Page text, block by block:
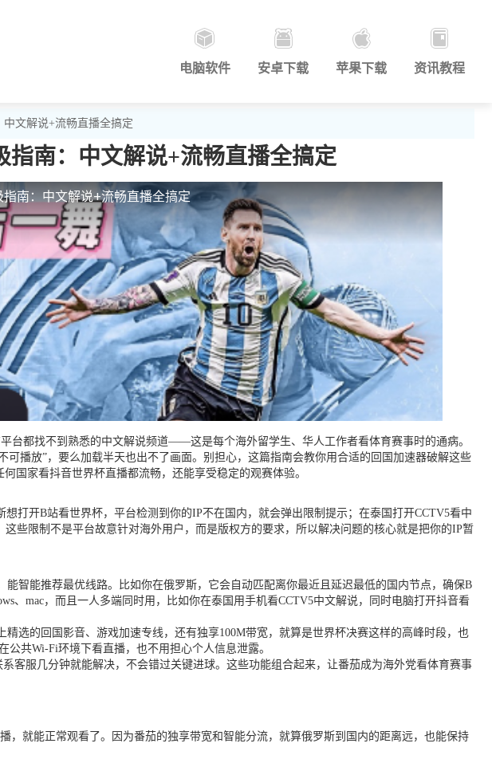
电脑软件 安卓下载 苹果下载 资讯教程
文解说+流畅直播全搞定
南：中文解说+流畅直播全搞定
南：中文解说+流畅直播全搞定
台都找不到熟悉的中文解说频道——这是每个海外留学生、华人工作者看体育赛事时的通病。
播放”，要么加载半天也出不了画面。别担心，这篇指南会教你用合适的回国加速器破解这些
国家看抖音世界杯直播都流畅，还能享受稳定的观赛体验。
打开B站看世界杯，平台检测到你的IP不在国内，就会弹出限制提示；在泰国打开CCTV5看中
些限制不是平台故意针对海外用户，而是版权方的要求，所以解决问题的核心就是把你的IP暂
智能推荐最优线路。比如你在俄罗斯，它会自动匹配离你最近且延迟最低的国内节点，确保B
、mac，而且一人多端同时用，比如你在泰国用手机看CCTV5中文解说，同时电脑打开抖音看
选的回国影音、游戏加速专线，还有独享100M带宽，就算是世界杯决赛这样的高峰时段，也
共Wi-Fi环境下看直播，也不用担心个人信息泄露。
客服几分钟就能解决，不会错过关键进球。这些功能组合起来，让番茄成为海外党看体育赛事
，就能正常观看了。因为番茄的独享带宽和智能分流，就算俄罗斯到国内的距离远，也能保持